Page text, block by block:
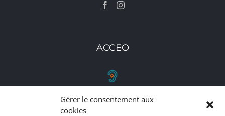
Gérer le consentement aux
cookies
ACCEO
RETROUVEZ-NOUS